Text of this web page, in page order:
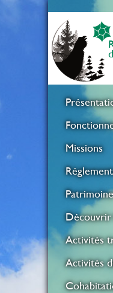
Missions
Découvrir
Activités
Activités